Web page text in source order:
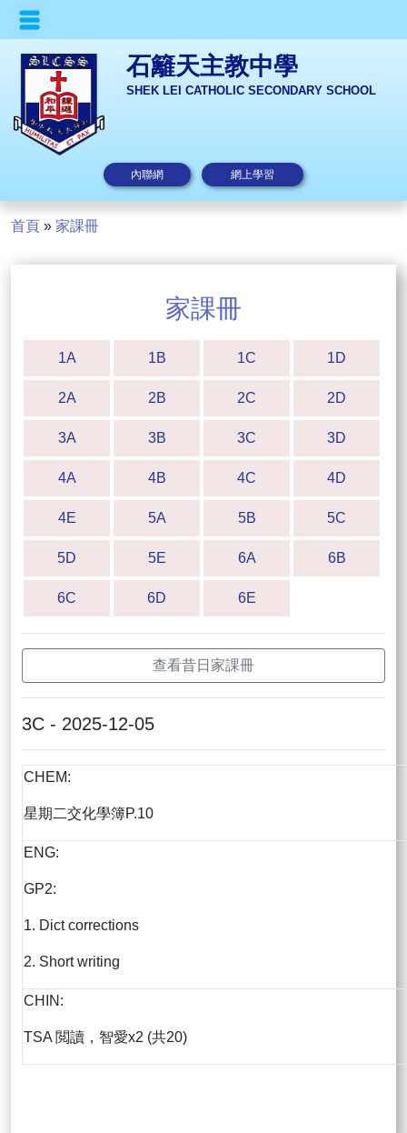
石籬天主教中學
SHEK LEI CATHOLIC SECONDARY SCHOOL
內聯網 網上學習
首頁 » 家課冊
家課冊
1A 1B 1C 1D
2A 2B 2C 2D
3A 3B 3C 3D
4A 4B 4C 4D
4E 5A 5B 5C
5D 5E 6A 6B
6C 6D 6E
查看昔日家課冊
3C - 2025-12-05
CHEM:
星期二交化學簿P.10
ENG:
GP2:
1. Dict corrections
2. Short writing
CHIN:
TSA 閲讀，智愛x2 (共20)